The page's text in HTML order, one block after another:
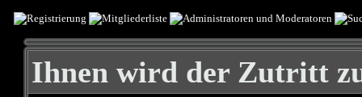
Ihnen wird der Zutritt